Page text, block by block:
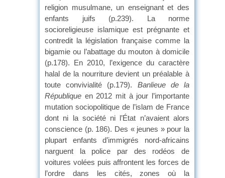
religion musulmane, un enseignant et des
enfants juifs (p.239). La norme
socioreligieuse islamique est prégnante et
contredit la législation française comme la
bigamie ou l’abattage du mouton à domicile
(p.178). En 2010, l’exigence du caractère
halal de la nourriture devient un préalable à
toute convivialité (p.179). Banlieue de la
République en 2012 mit à jour l’importante
mutation sociopolitique de l’islam de France
dont ni la société ni l’État n’avaient alors
conscience (p. 186). Des « jeunes » pour la
plupart enfants d’immigrés nord-africains
narguent la police par des rodéos de
voitures volées puis affrontent les forces de
l’ordre dans les cités, zones où la